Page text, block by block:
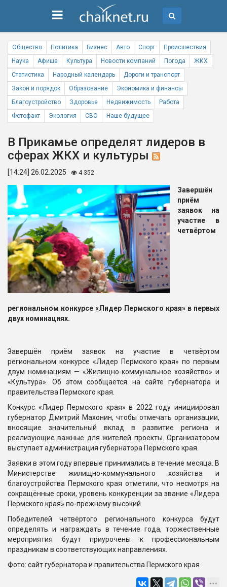
Общество Политика Бизнес Авто Спорт
Происшествия
Наука
Афиша Культура Новости компаний Погода
ЖКХ
Статистика
Народный календарь
Дороги и транспорт
Закон и порядок
Образование
Экономика и финансы
Благоустройство
Здоровье Недвижимость
Работа
Фотофакт
Экология СВО Наше будущее
В Прикамье определят лидеров в
сферах ЖКХ и культуры
[14:24] 26.02.2025 4 352
Завершён
приём
заявок на
участие в
четвёртом
региональном конкурсе «Лидер Пермского края» в первых
двух номинациях.
Завершён приём заявок на участие в четвёртом
региональном конкурсе «Лидер Пермского края» по первым
двум номинациям — «Жилищно-коммунальное хозяйство» и
«Культура». Об этом сообщается на сайте губернатора и
правительства Пермского края.
Конкурс «Лидер Пермского края» в 2022 году инициировал
губернатор Дмитрий Махонин, чтобы отмечать организации,
вносящие значительный вклад в развитие региона и
реализующие важные для жителей проекты. Организатором
выступает администрация губернатора Пермского края.
Заявки в этом году впервые принимались в течение месяца. В
Министерстве жилищно-коммунального хозяйства и
благоустройства Пермского края отметили, что несмотря на
сокращённые сроки, уровень конкуренции за звание «Лидера
Пермского края» по-прежнему высокий.
Победителей четвёртого регионального конкурса будут
определять и награждать в течение года, торжественные
мероприятия будут приурочены к профессиональным
праздникам в соответствующих направлениях.
Фото: сайт губернатора и правительства Пермского края